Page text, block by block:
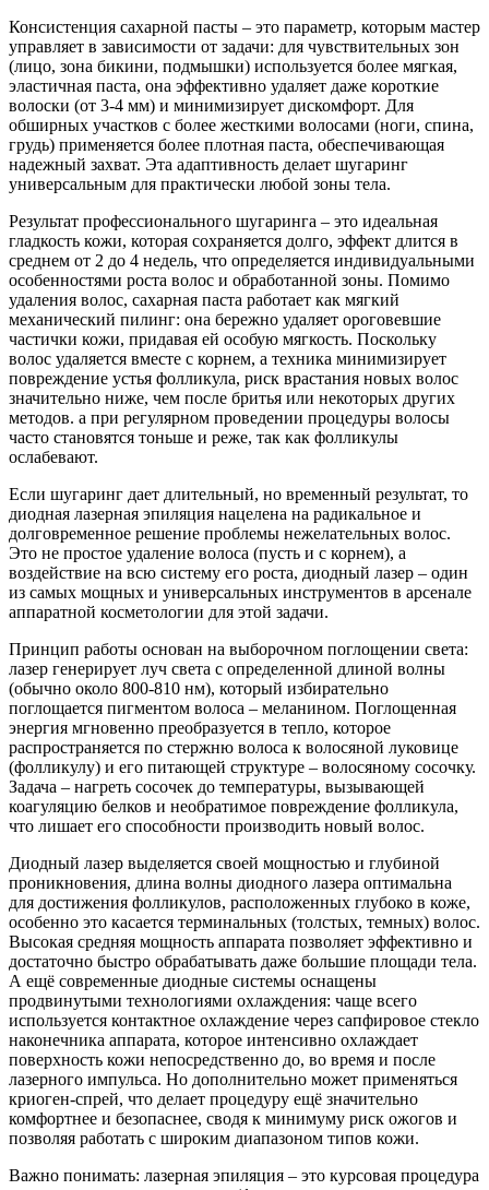
Консистенция сахарной пасты – это параметр, которым мастер
управляет в зависимости от задачи: для чувствительных зон
(лицо, зона бикини, подмышки) используется более мягкая,
эластичная паста, она эффективно удаляет даже короткие
волоски (от 3-4 мм) и минимизирует дискомфорт. Для
обширных участков с более жесткими волосами (ноги, спина,
грудь) применяется более плотная паста, обеспечивающая
надежный захват. Эта адаптивность делает шугаринг
универсальным для практически любой зоны тела.
Результат профессионального шугаринга – это идеальная
гладкость кожи, которая сохраняется долго, эффект длится в
среднем от 2 до 4 недель, что определяется индивидуальными
особенностями роста волос и обработанной зоны. Помимо
удаления волос, сахарная паста работает как мягкий
механический пилинг: она бережно удаляет ороговевшие
частички кожи, придавая ей особую мягкость. Поскольку
волос удаляется вместе с корнем, а техника минимизирует
повреждение устья фолликула, риск врастания новых волос
значительно ниже, чем после бритья или некоторых других
методов. а при регулярном проведении процедуры волосы
часто становятся тоньше и реже, так как фолликулы
ослабевают.
Если шугаринг дает длительный, но временный результат, то
диодная лазерная эпиляция нацелена на радикальное и
долговременное решение проблемы нежелательных волос.
Это не простое удаление волоса (пусть и с корнем), а
воздействие на всю систему его роста, диодный лазер – один
из самых мощных и универсальных инструментов в арсенале
аппаратной косметологии для этой задачи.
Принцип работы основан на выборочном поглощении света:
лазер генерирует луч света с определенной длиной волны
(обычно около 800-810 нм), который избирательно
поглощается пигментом волоса – меланином. Поглощенная
энергия мгновенно преобразуется в тепло, которое
распространяется по стержню волоса к волосяной луковице
(фолликулу) и его питающей структуре – волосяному сосочку.
Задача – нагреть сосочек до температуры, вызывающей
коагуляцию белков и необратимое повреждение фолликула,
что лишает его способности производить новый волос.
Диодный лазер выделяется своей мощностью и глубиной
проникновения, длина волны диодного лазера оптимальна
для достижения фолликулов, расположенных глубоко в коже,
особенно это касается терминальных (толстых, темных) волос.
Высокая средняя мощность аппарата позволяет эффективно и
достаточно быстро обрабатывать даже большие площади тела.
А ещё современные диодные системы оснащены
продвинутыми технологиями охлаждения: чаще всего
используется контактное охлаждение через сапфировое стекло
наконечника аппарата, которое интенсивно охлаждает
поверхность кожи непосредственно до, во время и после
лазерного импульса. Но дополнительно может применяться
криоген-спрей, что делает процедуру ещё значительно
комфортнее и безопаснее, сводя к минимуму риск ожогов и
позволяя работать с широким диапазоном типов кожи.
Важно понимать: лазерная эпиляция – это курсовая процедура